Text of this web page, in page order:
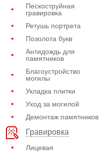
Пескоструйная
гравировка
Ретушь портрета
Позолота букв
Антидождь для
памятников
Благоустройство
могилы
Укладка плитки
Уход за могилой
Демонтаж памятников
Гравировка
Лицевая